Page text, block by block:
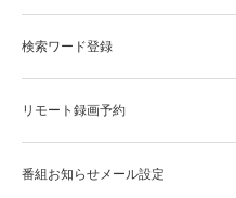
検索ワード登録
リモート録画予約
番組お知らせメール設定